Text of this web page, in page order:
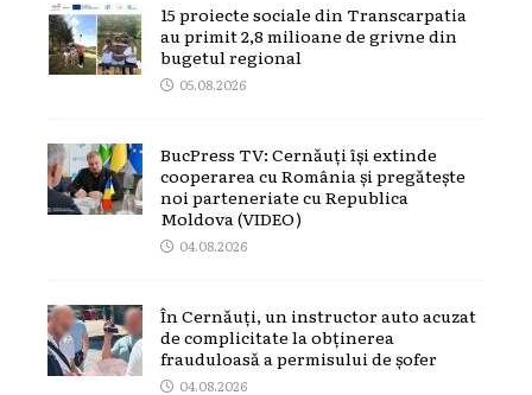
15 proiecte sociale din Transcarpatia
au primit 2,8 milioane de grivne din
bugetul regional
05.08.2026
BucPress TV: Cernăuți își extinde
cooperarea cu România și pregătește
noi parteneriate cu Republica
Moldova (VIDEO)
04.08.2026
În Cernăuți, un instructor auto acuzat
de complicitate la obținerea
frauduloasă a permisului de șofer
04.08.2026